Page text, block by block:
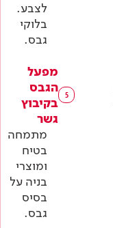
לצבע.
בלוקי
גבס.
5
מפעל
הגבס
בקיבוץ
גשר
מתמחה
בטיח
ומוצרי
בניה על
בסיס
גבס.